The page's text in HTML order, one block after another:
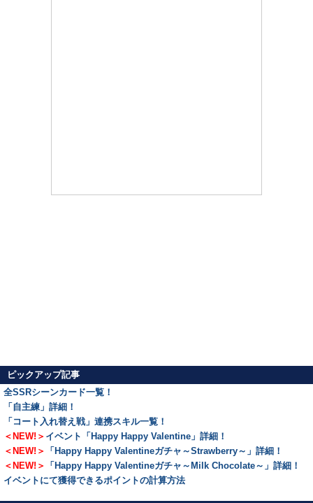
ピックアップ記事
全SSRシーンカード一覧！
「自主練」詳細！
「コート入れ替え戦」連携スキル一覧！
＜NEW!＞ イベント「Happy Happy Valentine」詳細！
＜NEW!＞
「Happy Happy Valentineガチャ～Strawberry～」詳細！
＜NEW!＞
「Happy Happy Valentineガチャ～Milk Chocolate～」詳細！
イベントにて獲得できるポイントの計算方法